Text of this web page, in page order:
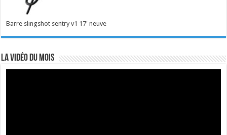
Barre slingshot sentry v1 17' neuve
La vidéo du mois